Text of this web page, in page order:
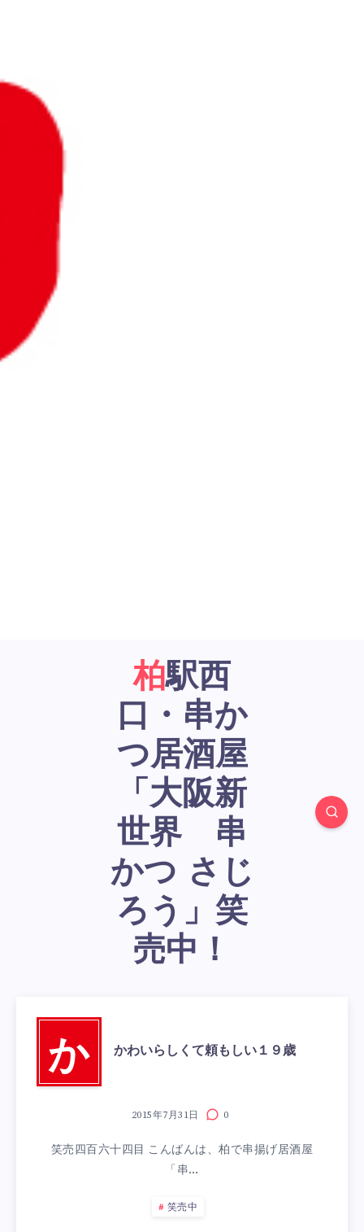
柏駅西
口・串か
つ居酒屋
「大阪新
世界 串
かつ さじ
ろう」笑
売中！
か かわいらしくて頼もしい１９歳
2015年7月31日 0
笑売四百六十四目 こんばんは、柏で串揚げ居酒屋
「串…
笑売中